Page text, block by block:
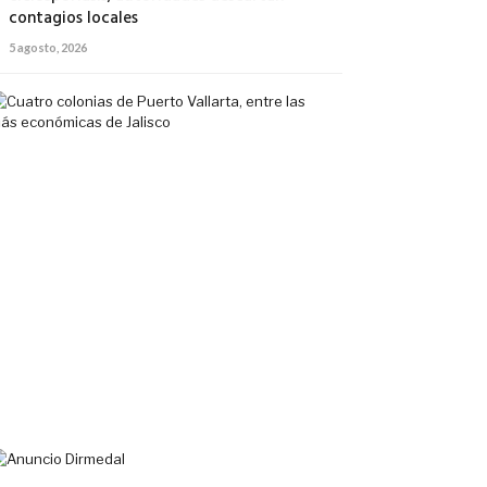
contagios locales
5 agosto, 2026